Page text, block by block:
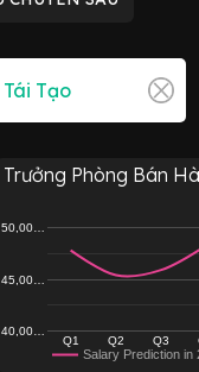
Trưởng Phòng Bán
Salary Prediction in
Q1 Q2 Q3
40,00…
45,00…
50,00…